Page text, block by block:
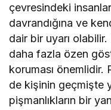
çevresindeki
davrandığına ve
dair bir uyarı
daha fazla özen
koruması önemlidir.
de kişinin geçmişte
pişmanlıkların bir